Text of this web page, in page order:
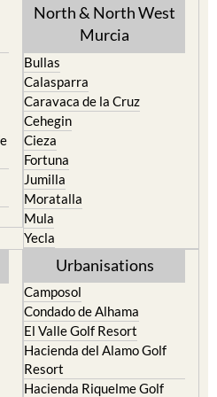
Lorca
Mazarron
Puerto Lumbreras
Sierra Espuna
Totana
North & North West
Bullas
Calasparra
Caravaca de la Cruz
Cehegin
Fortuna
Jumilla
Moratalla
Mula
Yecla
Urbanisations